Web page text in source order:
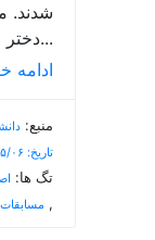
شدند.
دختر م...
ادامه
منبع:
تاریخ: ۱۴۰۵/۰۵/۰۶
تگ ها:
مسابقات ,